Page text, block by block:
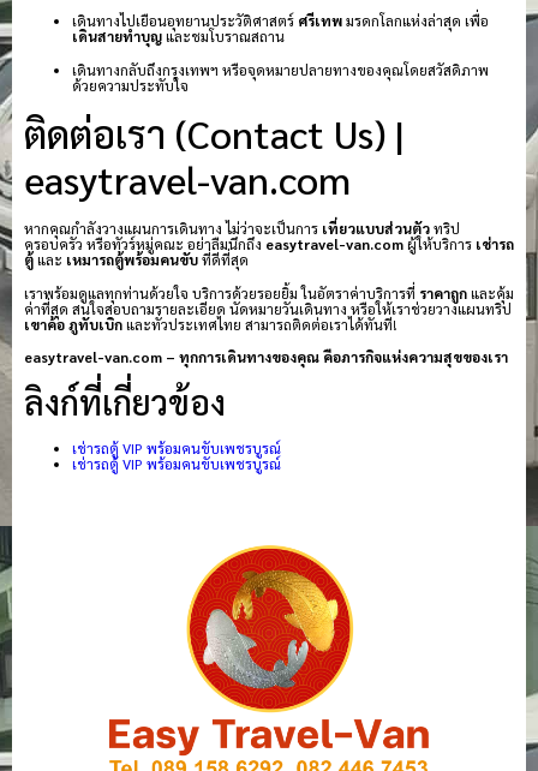
เดินทางไปเยือนอุทยานประวัติศาสตร์ ศรีเทพมรดกโลกแห่งล่าสุด เพื่อ
เดินสายทำบุญและชมโบราณสถาน
เดินทางกลับถึงกรุงเทพฯ หรือจุดหมายปลายทางของคุณโดยสวัสดิภาพ
ด้วยความประทับใจ
ติดต่อเรา (Contact Us) |
easytravel-van.com
หากคุณกำลังวางแผนการเดินทาง ไม่ว่าจะเป็นการ เที่ยวแบบส่วนตัวทริป
ครอบครัว หรือทัวร์หมู่คณะ อย่าลืมนึกถึง easytravel-van.comผู้ให้บริการ เช่ารถ
ตู้และ เหมารถตู้พร้อมคนขับที่ดีที่สุด
เราพร้อมดูแลทุกท่านด้วยใจ บริการด้วยรอยยิ้ม ในอัตราค่าบริการที่ ราคาถูกและคุ้ม
ค่าที่สุด สนใจสอบถามรายละเอียด นัดหมายวันเดินทาง หรือให้เราช่วยวางแผนทริป
เขาค้อภูทับเบิกและทั่วประเทศไทย สามารถติดต่อเราได้ทันที!
easytravel-van.com – ทุกการเดินทางของคุณ คือภารกิจแห่งความสุขของเรา
ลิงก์ที่เกี่ยวข้อง
เช่ารถตู้ VIP พร้อมคนขับเพชรบูรณ์
เช่ารถตู้ VIP พร้อมคนขับเพชรบูรณ์